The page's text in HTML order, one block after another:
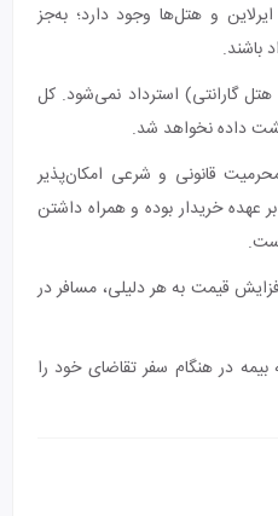
و هتل‌ها وجود دارد؛ به‌جز
باشند.
هتل گارانتی) استرداد نمی‌شود. کل
داده نخواهد شد.
قانونی و شرعی امکان‌پذیر
خریدار بوده و همراه داشتن
قیمت به هر دلیلی، مسافر در
در هنگام سفر تقاضای خود را